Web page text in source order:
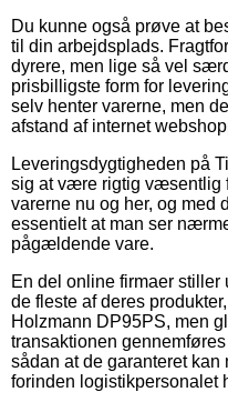
Du kunne også prøve at
til din arbejdsplads.
dyrere, men lige så vel
prisbilligste form for
selv henter varerne, men
afstand af internet
Leveringsdygtigheden på
sig at være rigtig væsentlig
varerne nu og her, og med
essentielt at man ser
pågældende vare.
En del online firmaer
de fleste af deres
Holzmann DP95PS, men
transaktionen
sådan at de garanteret kan
forinden logistikpersonalet